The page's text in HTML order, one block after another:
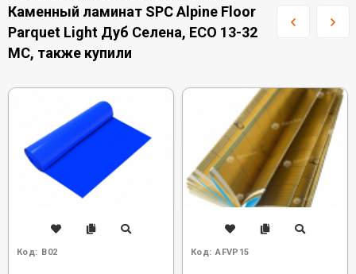
Каменный ламинат SPC Alpine Floor
Parquet Light Дуб Селена, ЕСО 13-32
MC, также купили
Код: B02 Код: AFVP15